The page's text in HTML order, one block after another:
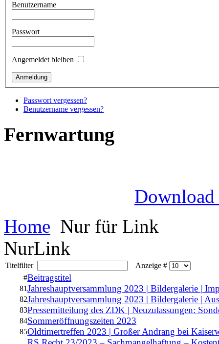
Benutzername
Passwort
Angemeldet bleiben
Passwort vergessen?
Benutzername vergessen?
Fernwartung
Download
Home Nur für Link
NurLink
Titelfilter
Anzeige #
#Beitragstitel
81Jahreshauptversammlung 2023 | Bildergalerie |
82Jahreshauptversammlung 2023 | Bildergalerie |
83Pressemitteilung des ZDK | Neuzulassungen:
84Sommeröffnungszeiten 2023
85Oldtimertreffen 2023 | Großer Andrang bei